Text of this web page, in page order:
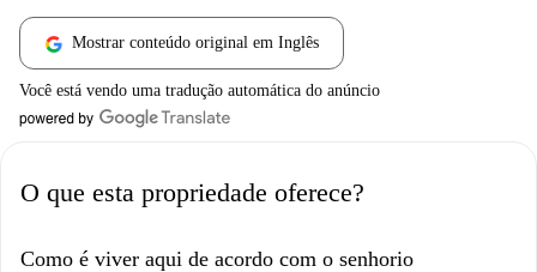
Mostrar conteúdo original em Inglês
Você está vendo uma tradução automática do anúncio
O que esta propriedade oferece?
Como é viver aqui de acordo com o senhorio